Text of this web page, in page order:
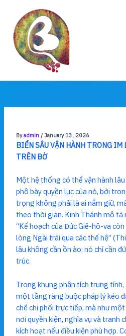
content
Byadmin / January 13, 2026
BIỂN SÂU VẬN HÀNH TRONG IM
TRÊN BỜ
Một hệ thống có thể vận hành
phô bày quyền lực của nó, bởi
trọng không phải là ai nắm giữ,
theo thời gian. Kinh Thánh mô tả
“Kế hoạch của Đức Giê-hô-va
lòng Ngài trải qua các thế hệ”
lâu không cần ồn ào; nó chỉ cần
trúc.
Trong khung phân tích trung tính,
một tầng ràng buộc pháp lý kéo
chế chi phối trực tiếp, mà như
nơi quyền kiện, nghĩa vụ và tranh
kích hoạt nếu điều kiện phù hợp.